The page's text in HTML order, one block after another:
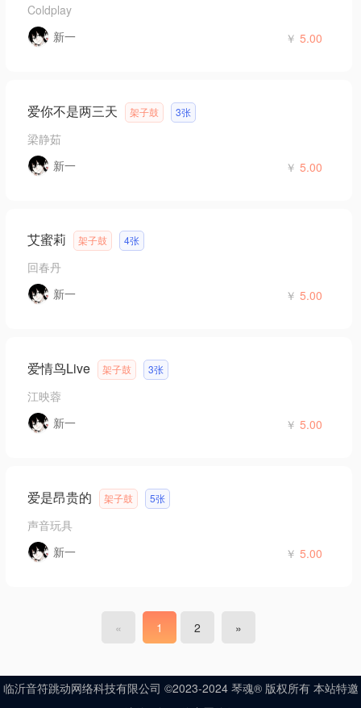
Coldplay
新一
￥ 5.00
爱你不是两三天 架子鼓 3张
梁静茹
新一
￥ 5.00
艾蜜莉 架子鼓 4张
回春丹
新一
￥ 5.00
爱情鸟Live 架子鼓 3张
江映蓉
新一
￥ 5.00
爱是昂贵的 架子鼓 5张
声音玩具
新一
￥ 5.00
« 1 2 »
临沂音符跳动网络科技有限公司 ©2023-2024 琴魂® 版权所有 本站特邀